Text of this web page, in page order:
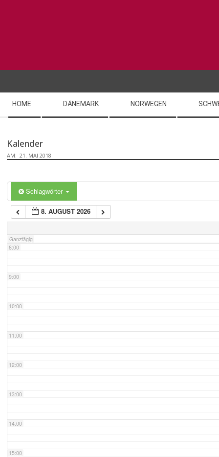
Navigation
Menu
HOME DÄNEMARK NORWEGEN
Kalender
AM: 21. MAI 2018
Schlagwörter
8. AUGUST 2026
Ganztägig
2:00
3:00
5:00
7:00
8:00
9:00
10:00
11:00
12:00
13:00
14:00
15:00